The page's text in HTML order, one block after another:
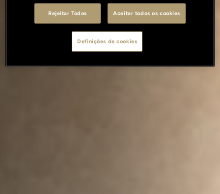
Rejeitar Todos Aceitar todos os cookies
Definições de cookies